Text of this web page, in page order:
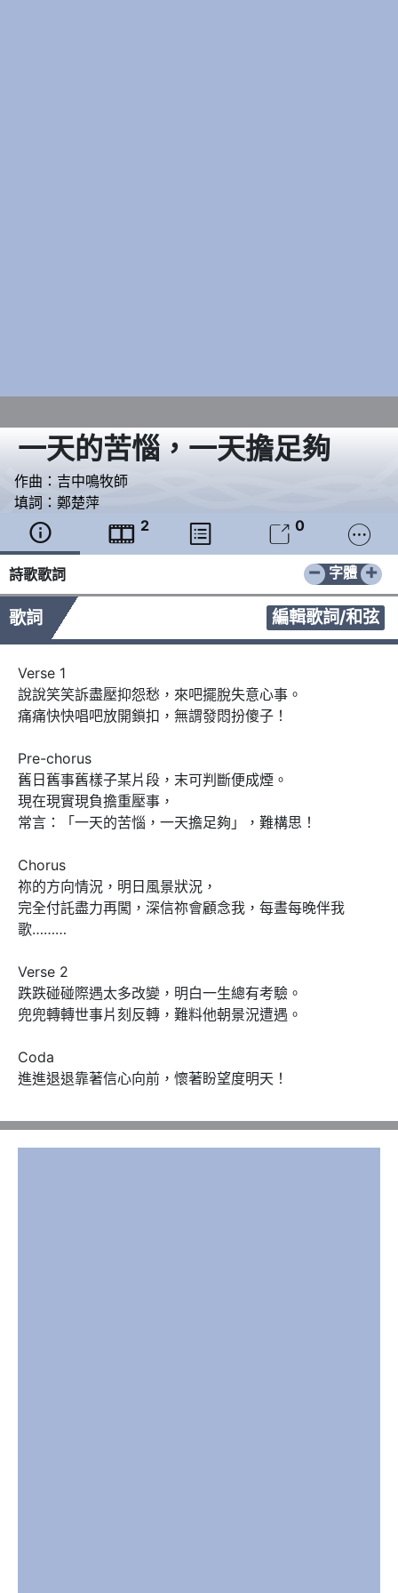
一天的苦惱，一天擔足夠
作曲： 吉中鳴牧師
填詞： 鄭楚萍
  2   0 
詩歌歌詞 − +
字體
歌詞 編輯歌詞/和弦
Verse 1
說說笑笑訴盡壓抑怨愁，來吧擺脫失意心事。
痛痛快快唱吧放開鎖扣，無謂發悶扮傻子！
Pre-chorus
舊日舊事舊樣子某片段，末可判斷便成煙。
現在現實現負擔重壓事，
常言：「一天的苦惱，一天擔足夠」，難構思！
Chorus
祢的方向情況，明日風景狀況，
完全付託盡力再闖，深信祢會顧念我，每晝每晚伴我
歌………
Verse 2
跌跌碰碰際遇太多改變，明白一生總有考驗。
兜兜轉轉世事片刻反轉，難料他朝景況遭遇。
Coda
進進退退靠著信心向前，懷著盼望度明天！